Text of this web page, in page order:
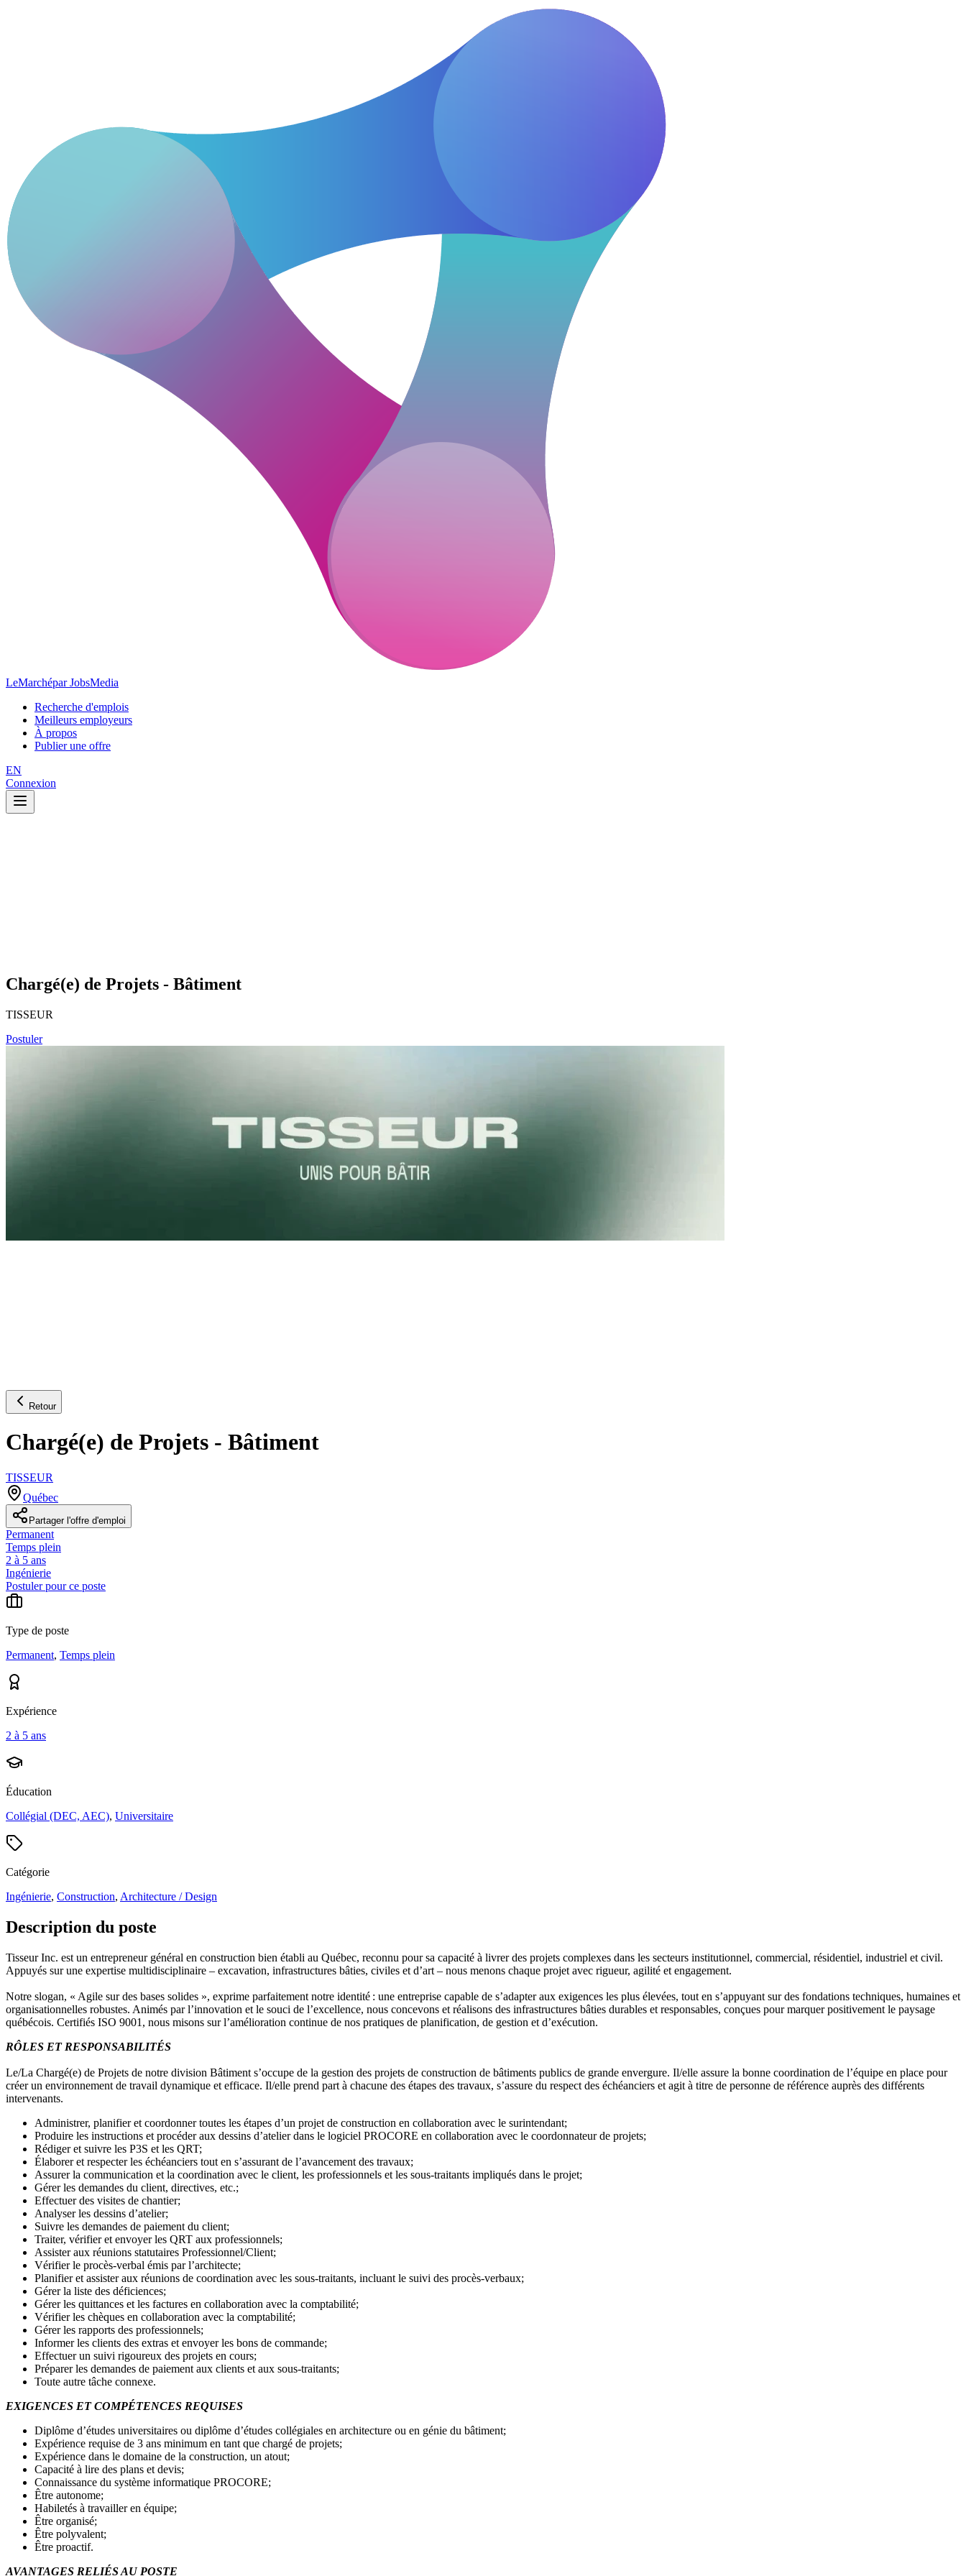
LeMarchépar JobsMedia
Recherche d'emplois
Meilleurs employeurs
À propos
Publier une offre
EN
Connexion
Chargé(e) de Projets - Bâtiment
TISSEUR
Postuler
Retour
Chargé(e) de Projets - Bâtiment
TISSEUR
Québec
Partager l'offre d'emploi
Permanent
Temps plein
2 à 5 ans
Ingénierie
Postuler pour ce poste
Type de poste
Permanent, Temps plein
Expérience
2 à 5 ans
Éducation
Collégial (DEC, AEC), Universitaire
Catégorie
Ingénierie, Construction, Architecture / Design
Description du poste
Tisseur Inc. est un entrepreneur général en construction bien établi au Québec, reconnu pour sa capacité à livrer des projets complexes dans les secteurs institutionnel, commercial, résidentiel, industriel et civil.
Appuyés sur une expertise multidisciplinaire – excavation, infrastructures bâties, civiles et d’art – nous menons chaque projet avec rigueur, agilité et engagement.
Notre slogan, « Agile sur des bases solides », exprime parfaitement notre identité : une entreprise capable de s’adapter aux exigences les plus élevées, tout en s’appuyant sur des fondations techniques, humaines et
organisationnelles robustes. Animés par l’innovation et le souci de l’excellence, nous concevons et réalisons des infrastructures bâties durables et responsables, conçues pour marquer positivement le paysage
québécois. Certifiés ISO 9001, nous misons sur l’amélioration continue de nos pratiques de planification, de gestion et d’exécution.
RÔLES ET RESPONSABILITÉS
Le/La Chargé(e) de Projets de notre division Bâtiment s’occupe de la gestion des projets de construction de bâtiments publics de grande envergure. Il/elle assure la bonne coordination de l’équipe en place pour
créer un environnement de travail dynamique et efficace. Il/elle prend part à chacune des étapes des travaux, s’assure du respect des échéanciers et agit à titre de personne de référence auprès des différents
intervenants.
Administrer, planifier et coordonner toutes les étapes d’un projet de construction en collaboration avec le surintendant;
Produire les instructions et procéder aux dessins d’atelier dans le logiciel PROCORE en collaboration avec le coordonnateur de projets;
Rédiger et suivre les P3S et les QRT;
Élaborer et respecter les échéanciers tout en s’assurant de l’avancement des travaux;
Assurer la communication et la coordination avec le client, les professionnels et les sous-traitants impliqués dans le projet;
Gérer les demandes du client, directives, etc.;
Effectuer des visites de chantier;
Analyser les dessins d’atelier;
Suivre les demandes de paiement du client;
Traiter, vérifier et envoyer les QRT aux professionnels;
Assister aux réunions statutaires Professionnel/Client;
Vérifier le procès-verbal émis par l’architecte;
Planifier et assister aux réunions de coordination avec les sous-traitants, incluant le suivi des procès-verbaux;
Gérer la liste des déficiences;
Gérer les quittances et les factures en collaboration avec la comptabilité;
Vérifier les chèques en collaboration avec la comptabilité;
Gérer les rapports des professionnels;
Informer les clients des extras et envoyer les bons de commande;
Effectuer un suivi rigoureux des projets en cours;
Préparer les demandes de paiement aux clients et aux sous-traitants;
Toute autre tâche connexe.
EXIGENCES ET COMPÉTENCES REQUISES
Diplôme d’études universitaires ou diplôme d’études collégiales en architecture ou en génie du bâtiment;
Expérience requise de 3 ans minimum en tant que chargé de projets;
Expérience dans le domaine de la construction, un atout;
Capacité à lire des plans et devis;
Connaissance du système informatique PROCORE;
Être autonome;
Habiletés à travailler en équipe;
Être organisé;
Être polyvalent;
Être proactif.
AVANTAGES RELIÉS AU POSTE